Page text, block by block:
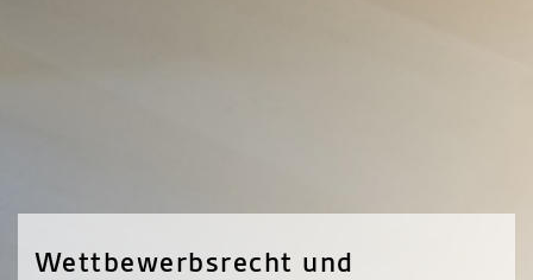
Wettbewerbsrecht und